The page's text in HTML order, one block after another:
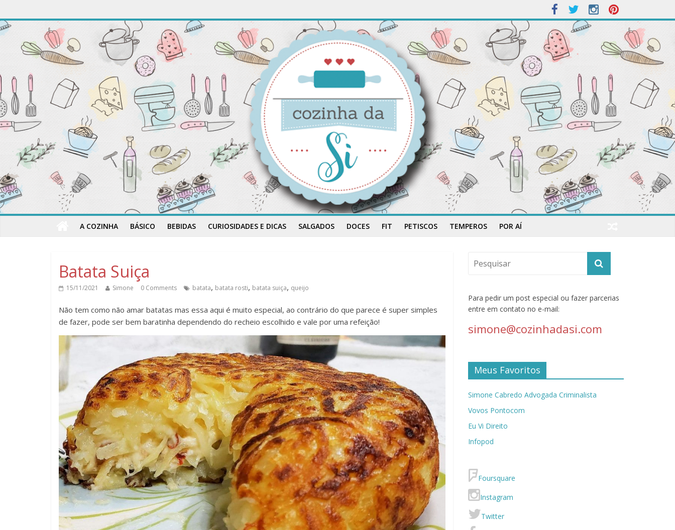
A COZINHA BÁSICO BEBIDAS CURIOSIDADES E DICAS SALGADOS DOCES FIT PETISCOS TEMPEROS POR AÍ
Batata Suiça
15/11/2021 Simone 0 Comments batata, batata rosti, batata suiça, queijo
Não tem como não amar batatas mas essa aqui é muito especial, ao contrário do que parece é super simples
de fazer, pode ser bem baratinha dependendo do recheio escolhido e vale por uma refeição!
Para pedir um post especial ou fazer parcerias
entre em contato no e-mail:
simone@cozinhadasi.com
Meus Favoritos
Simone Cabredo Advogada Criminalista
Vovos Pontocom
Eu Vi Direito
Infopod
Foursquare
Instagram
Twitter